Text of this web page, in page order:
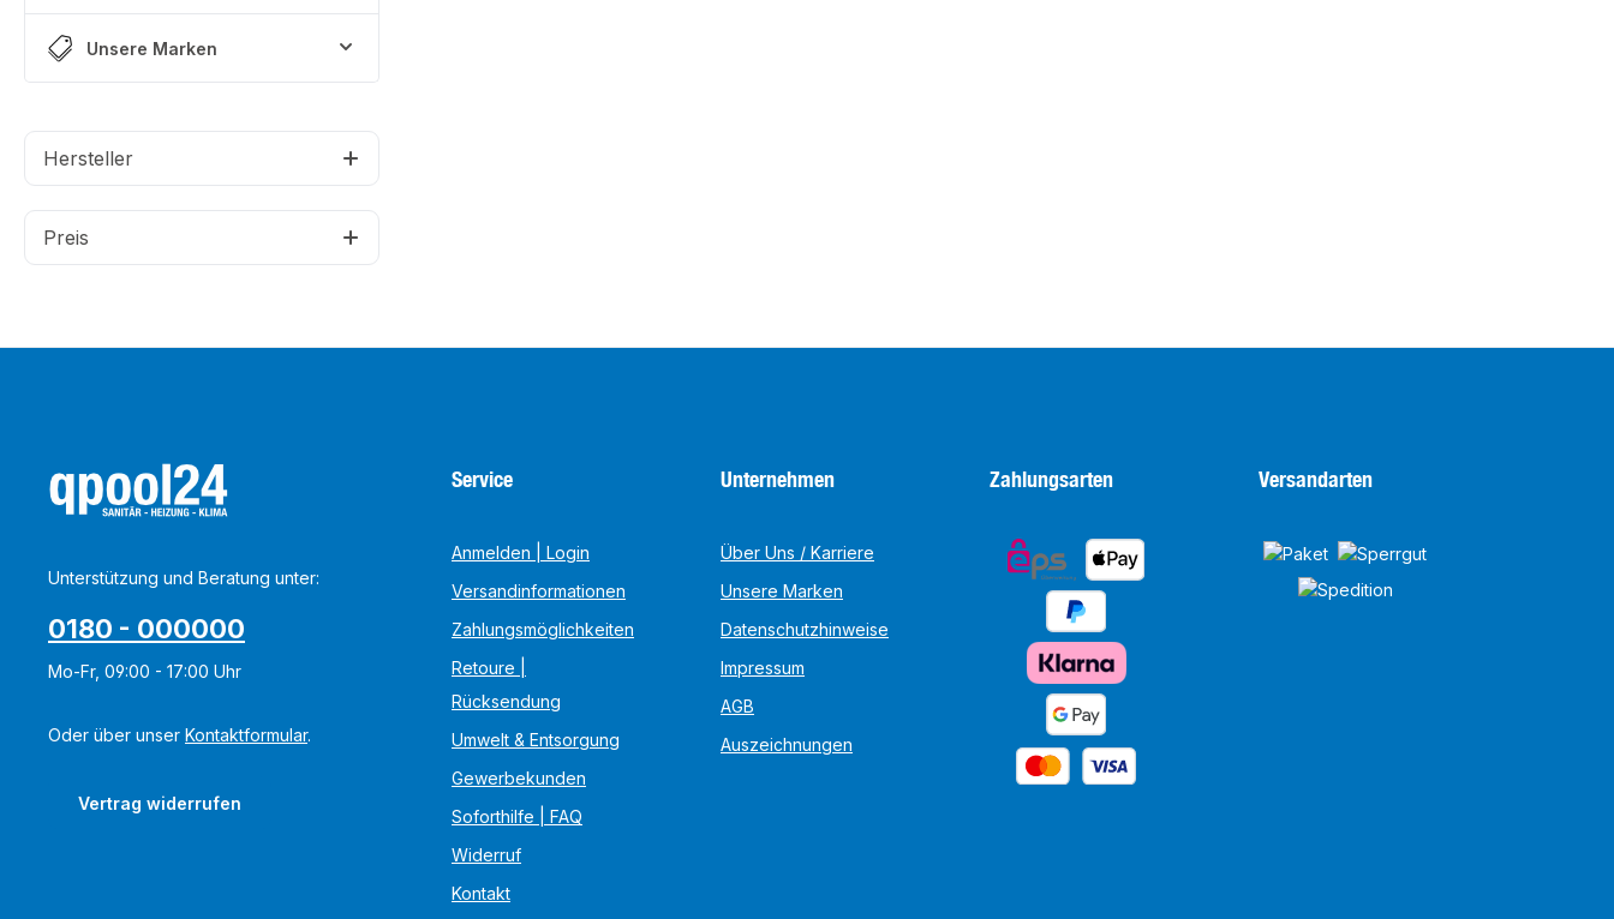
Unsere Marken
Hersteller
Preis
Unterstützung und Beratung unter:
0180 - 000000
Mo-Fr, 09:00 - 17:00 Uhr
Oder über unser Kontaktformular.
Vertrag widerrufen
Service
Anmelden | Login
Versandinformationen
Zahlungsmöglichkeiten
Retoure |
Rücksendung
Umwelt & Entsorgung
Gewerbekunden
Soforthilfe | FAQ
Widerruf
Kontakt
Unternehmen
Über Uns / Karriere
Unsere Marken
Datenschutzhinweise
Impressum
AGB
Auszeichnungen
Zahlungsarten Versandarten